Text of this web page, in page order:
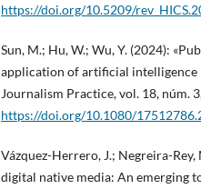
https://doi.org/10.5209/
Sun, M.; Hu, W.; Wu, Y. (2024):
application of artificial intelligence
Journalism Practice, vol. 18, núm.
https://doi.org/10.1080/
Vázquez-Herrero, J.; Negreira-Rey,
digital native media: An emerging